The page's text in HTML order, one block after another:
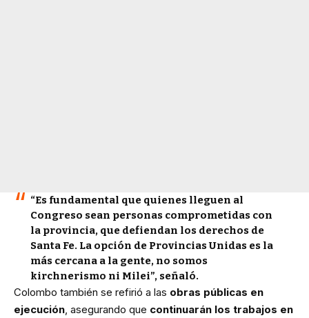
“Es fundamental que quienes lleguen al
Congreso sean personas comprometidas con
la provincia, que defiendan los derechos de
Santa Fe. La opción de Provincias Unidas es la
más cercana a la gente, no somos
kirchnerismo ni Milei”, señaló.
Colombo también se refirió a las obras públicas en
ejecución, asegurando que continuarán los trabajos en